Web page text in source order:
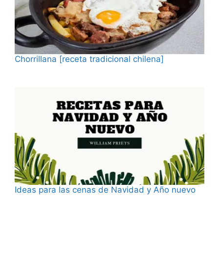
Chorrillana [receta tradicional chilena]
Ideas para las cenas de Navidad y Año nuevo